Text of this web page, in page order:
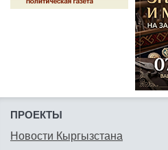
ПРОЕКТЫ
Новости Кыргызстана